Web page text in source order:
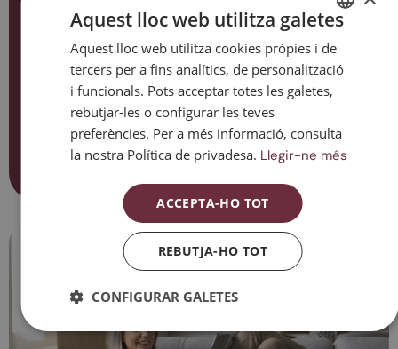
Dones a qui se’ls ha dit que ronquen intensament o
presenten pauses respiratòries mentre dormen, o bé
dones que experimenten símptomes com mal de cap,
boca seca en despertar-se, somnolència diürna,
síndrome de les cames inquietes o problemes del son
relacionats amb la menopausa.
Contacta amb nosaltres
SPANISH
CATALAN
ESPAÑOL
Aquest lloc web utilitza galetes
Aquest lloc web utilitza cookies pròpies i de
tercers per a fins analítics, de personalització
i funcionals. Pots acceptar totes les galetes,
rebutjar-les o configurar les teves
preferències. Per a més informació, consulta
la nostra Política de privadesa. Llegir-ne més
ACCEPTA-HO TOT
REBUTJA-HO TOT
CONFIGURAR GALETES